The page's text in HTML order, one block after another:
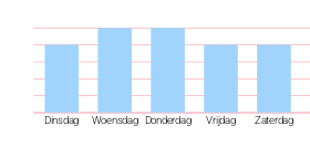
Dinsdag Woensdag Donderdag Vrijdag Zaterdag